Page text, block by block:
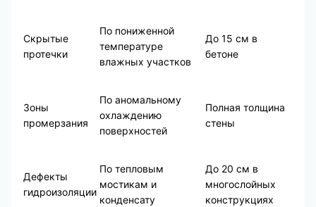
Скрытые
протечки
По пониженной
температуре
влажных участков
До 15 см в
бетоне
Зоны
промерзания
По аномальному
охлаждению
поверхностей
Полная толщина
стены
Дефекты
гидроизоляции
По тепловым
мостикам и
конденсату
До 20 см в
многослойных
конструкциях